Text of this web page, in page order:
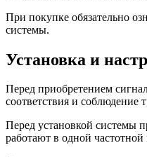
При покупке обязательно
системы.
Установка и
Перед приобретением
соответствия и
Перед установкой системы
работают в одной частотной